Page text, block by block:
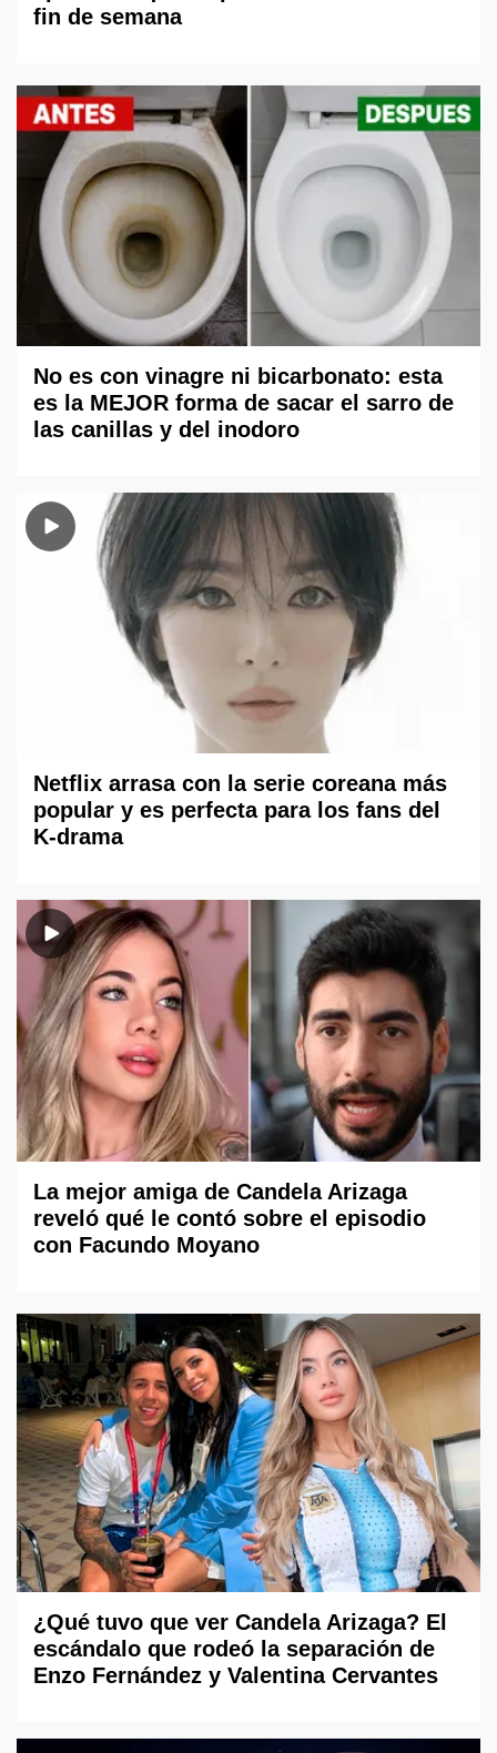
fin de semana
No es con vinagre ni bicarbonato: esta
es la MEJOR forma de sacar el sarro de
las canillas y del inodoro
Netflix arrasa con la serie coreana más
popular y es perfecta para los fans del
K-drama
La mejor amiga de Candela Arizaga
reveló qué le contó sobre el episodio
con Facundo Moyano
¿Qué tuvo que ver Candela Arizaga? El
escándalo que rodeó la separación de
Enzo Fernández y Valentina Cervantes